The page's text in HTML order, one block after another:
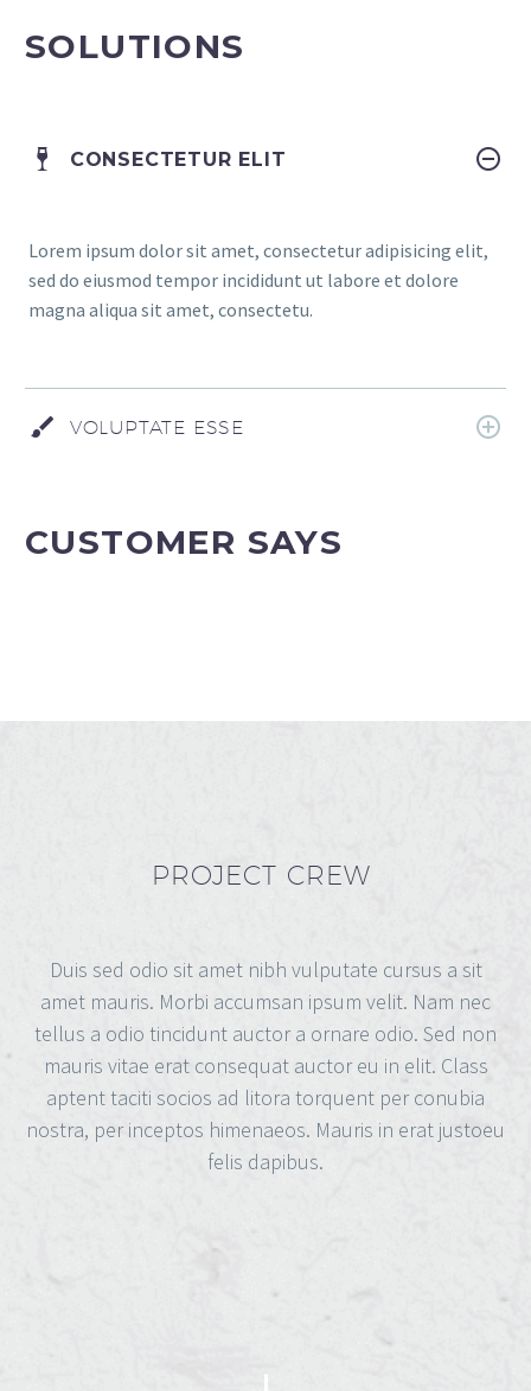
SOLUTIONS
CONSECTETUR ELIT
Lorem ipsum dolor sit amet, consectetur adipisicing elit,
sed do eiusmod tempor incididunt ut labore et dolore
magna aliqua sit amet, consectetu.
VOLUPTATE ESSE
CUSTOMER SAYS
PROJECT CREW
Duis sed odio sit amet nibh vulputate cursus a sit
amet mauris. Morbi accumsan ipsum velit. Nam nec
tellus a odio tincidunt auctor a ornare odio. Sed non
mauris vitae erat consequat auctor eu in elit. Class
aptent taciti socios ad litora torquent per conubia
nostra, per inceptos himenaeos. Mauris in erat justoeu
felis dapibus.